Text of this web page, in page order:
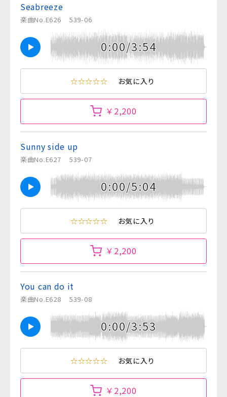
Seabreeze
楽曲No.E626 539-06
0:00/3:54
☆☆☆☆☆ お気に入り
￥2,200
Sunny side up
楽曲No.E627 539-07
0:00/5:04
☆☆☆☆☆ お気に入り
￥2,200
You can do it
楽曲No.E628 539-08
0:00/3:53
☆☆☆☆☆ お気に入り
￥2,200